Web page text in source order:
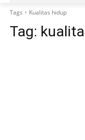
Tags Kualitas hidup
Tag: